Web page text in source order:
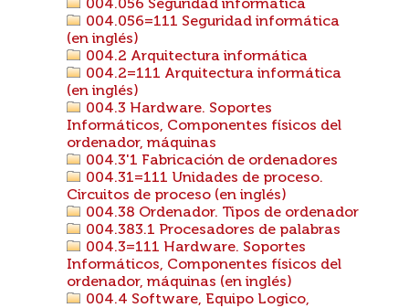
004.056 Seguridad informática
004.056=111 Seguridad informática
(en inglés)
004.2 Arquitectura informática
004.2=111 Arquitectura informática
(en inglés)
004.3 Hardware. Soportes
Informáticos, Componentes físicos del
ordenador, máquinas
004.3'1 Fabricación de ordenadores
004.31=111 Unidades de proceso.
Circuitos de proceso (en inglés)
004.38 Ordenador. Tipos de ordenador
004.383.1 Procesadores de palabras
004.3=111 Hardware. Soportes
Informáticos, Componentes físicos del
ordenador, máquinas (en inglés)
004.4 Software, Equipo Logico,